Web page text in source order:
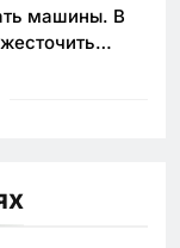
машины. В